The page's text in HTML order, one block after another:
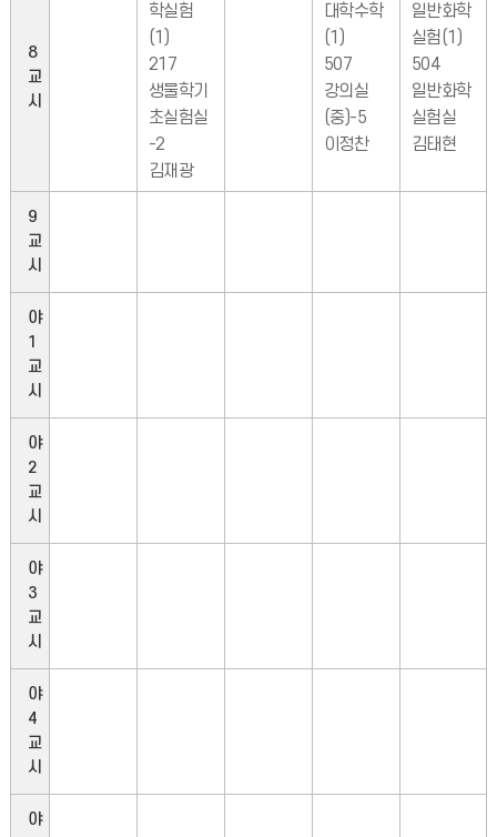
8
교
시
학실험
(1)
217
생물학기
초실험실
-2
김재광
대학수학
(1)
507
강의실
(중)-5
이정찬
일반화학
실험(1)
504
일반화학
실험실
김태현
9
교
시
야
1
교
시
야
2
교
시
야
3
교
시
야
4
교
시
야